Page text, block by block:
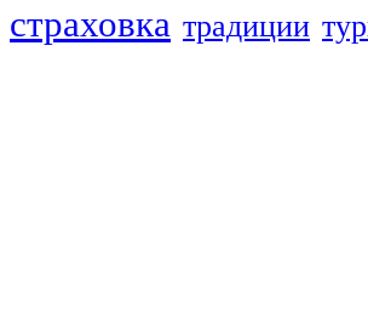
страховка традиции